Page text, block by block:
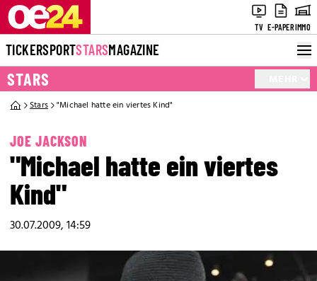
TV E-PAPERIMMO
TICKERSPORTSTARSMAGAZINE
STARS
Stars "Michael hatte ein viertes Kind"
JOE JACKSON
"Michael hatte ein viertes
Kind"
30.07.2009, 14:59